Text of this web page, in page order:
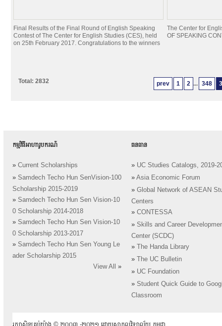
Final Results of the Final Round of English Speaking
Contest of The Center for English Studies (CES), held
on 25th February 2017. Congratulations to the winners
The Center for
OF SPEAKING
prev 1 2 ... 348
Total: 2832
កម្មវិធីអាហារូបករណ៍
» Current Scholarships
» Samdech Techo Hun SenVision-100
Scholarship 2015-2019
» Samdech Techo Hun Sen Vision-10
0 Scholarship 2014-2018
» Samdech Techo Hun Sen Vision-10
0 Scholarship 2013-2017
» Samdech Techo Hun Sen Young Le
ader Scholarship 2015
View All
»
ធនធាន
» UC Studies Catalogs, 2019-
» Asia Economic Forum
» Global Network of ASEAN
Centers
» CONTESSA
» Skills and Career
Center (SCDC)
»
The Handa Library
»
The UC Bulletin
» UC Foundation
» Student Quick Guide to
Classroom
រក្សាសិទ្ធគ្រប់យ៉ាង ​© ២០០៣ -២០២១ ដោយសាកលវិទ្យាល័យ កម្ពុជា